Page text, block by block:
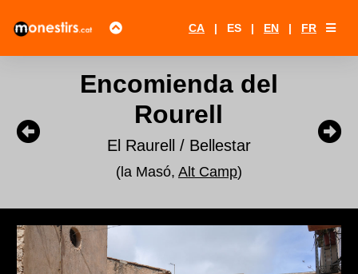
CA | ES | EN | FR
Encomienda del
Rourell
El Raurell / Bellestar
(la Masó, Alt Camp)